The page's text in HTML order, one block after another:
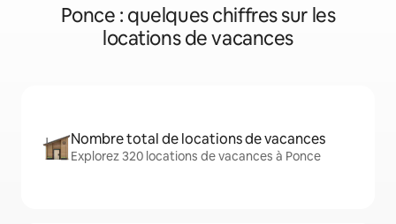
Ponce : quelques chiffres sur les
locations de vacances
Nombre total de locations de vacances
Explorez 320 locations de vacances à Ponce